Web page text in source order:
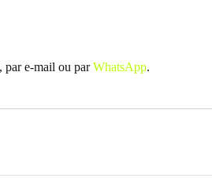
par e-mail ou parWhatsApp.